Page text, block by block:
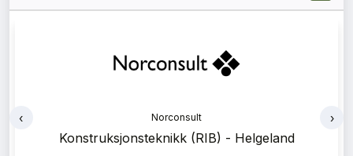
Norconsult
Konstruksjonsteknikk (RIB) - Helgeland
‹ ›